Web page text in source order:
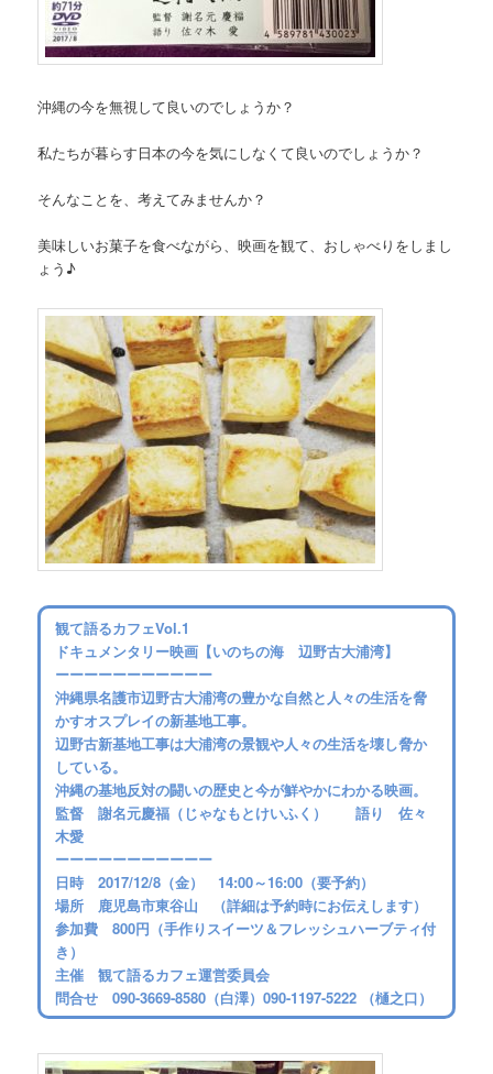
沖縄の今を無視して良いのでしょうか？
私たちが暮らす日本の今を気にしなくて良いのでしょうか？
そんなことを、考えてみませんか？
美味しいお菓子を食べながら、映画を観て、おしゃべりをしまし
ょう♪
観て語るカフェVol.1
ドキュメンタリー映画【いのちの海 辺野古大浦湾】
ーーーーーーーーーーー
沖縄県名護市辺野古大浦湾の豊かな自然と人々の生活を脅
かすオスプレイの新基地工事。
辺野古新基地工事は大浦湾の景観や人々の生活を壊し脅か
している。
沖縄の基地反対の闘いの歴史と今が鮮やかにわかる映画。
監督 謝名元慶福（じゃなもとけいふく） 語り 佐々
木愛
ーーーーーーーーーーー
日時 2017/12/8（金） 14:00～16:00（要予約）
場所 鹿児島市東谷山 （詳細は予約時にお伝えします）
参加費 800円（手作りスイーツ＆フレッシュハーブティ付
き）
主催 観て語るカフェ運営委員会
問合せ 090-3669-8580（白澤）090-1197-5222 （樋之口）